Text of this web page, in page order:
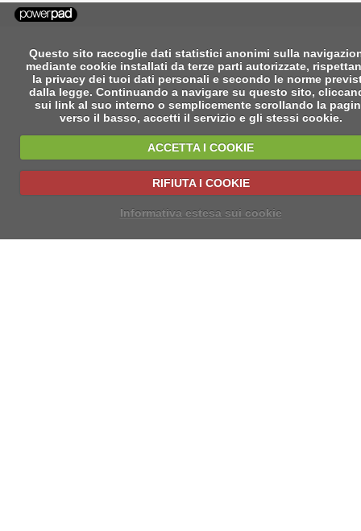
Questo sito raccoglie dati statistici anonimi sulla
mediante cookie installati da terze parti autorizzate,
la privacy dei tuoi dati personali e secondo le norme
dalla legge. Continuando a navigare su questo sito,
sui link al suo interno o semplicemente scrollando la
verso il basso, accetti il servizio e gli stessi cookie.
ACCETTA I COOKIE
RIFIUTA I COOKIE
Informativa estesa sui cookie